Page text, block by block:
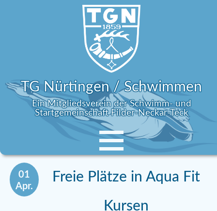
TG Nürtingen / Schwimmen
Ein Mitgliedsverein der Schwimm- und
Startgemeinschaft Filder-Neckar-Teck
01
Apr.
Freie Plätze in Aqua Fit
Kursen